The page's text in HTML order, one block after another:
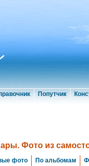
Попутчик
Фото из
фото По альбомам